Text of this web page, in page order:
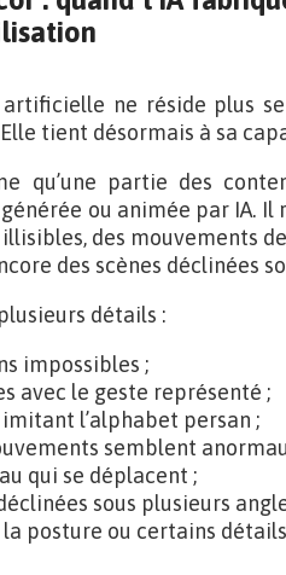
ne réside plus
tient désormais à sa
qu’une partie des
ou animée par IA.
des mouvements
des scènes déclinées
détails :
impossibles ;
avec le geste représenté ;
l’alphabet persan ;
semblent
qui se déplacent ;
sous plusieurs
posture ou certains